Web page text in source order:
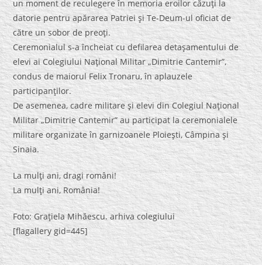
un moment de reculegere în memoria eroilor căzuţi la
datorie pentru apărarea Patriei şi Te-Deum-ul oficiat de
către un sobor de preoţi.
Ceremonialul s-a încheiat cu defilarea detaşamentului de
elevi ai Colegiului Naţional Militar „Dimitrie Cantemir”,
condus de maiorul Felix Tronaru, în aplauzele
participanţilor.
De asemenea, cadre militare şi elevi din Colegiul Naţional
Militar „Dimitrie Cantemir” au participat la ceremonialele
militare organizate în garnizoanele Ploieşti, Câmpina şi
Sinaia.
La mulţi ani, dragi români!
La mulţi ani, România!
Foto: Graţiela Mihăescu. arhiva colegiului
[flagallery gid=445]